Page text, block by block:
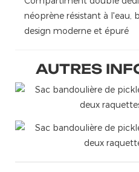
néoprène résistant à l'eau,
design moderne et épuré
AUTRES